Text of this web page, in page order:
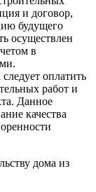
и договор,
будущего
осуществлен
в
оплатить
работ и
Данное
качества
дома из